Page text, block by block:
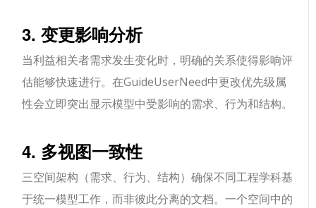
3. 变更影响分析
当利益相关者需求发生变化时，明确的关系使得影响评
估能够快速进行。在GuideUserNeed中更改优先级属
性会立即突出显示模型中受影响的需求、行为和结构。
4. 多视图一致性
三空间架构（需求、行为、结构）确保不同工程学科基
于统一模型工作，而非彼此分离的文档。一个空间中的